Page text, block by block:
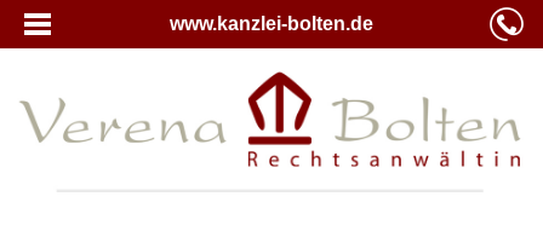
www.kanzlei-bolten.de